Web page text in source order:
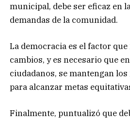
municipal, debe ser eficaz en
demandas de la comunidad.
La democracia es el factor
cambios, y es necesario que
ciudadanos, se mantengan
para alcanzar metas
Finalmente, puntualizó que